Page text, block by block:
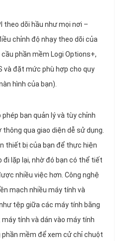
theo dõi hầu như mọi nơi –
chỉnh độ nhạy theo dõi của
phần mềm Logi Options+,
và đặt mức phù hợp cho quy
hình của bạn).
bạn quản lý và tùy chỉnh
qua giao diện dễ sử dụng.
thiết bị của bạn để thực hiện
lặp lại, nhờ đó bạn có thể tiết
nhiều việc hơn. Công nghệ
mạch nhiều máy tính và
tệp giữa các máy tính bằng
tính và dán vào máy tính
phần mềm để xem cử chỉ chuột